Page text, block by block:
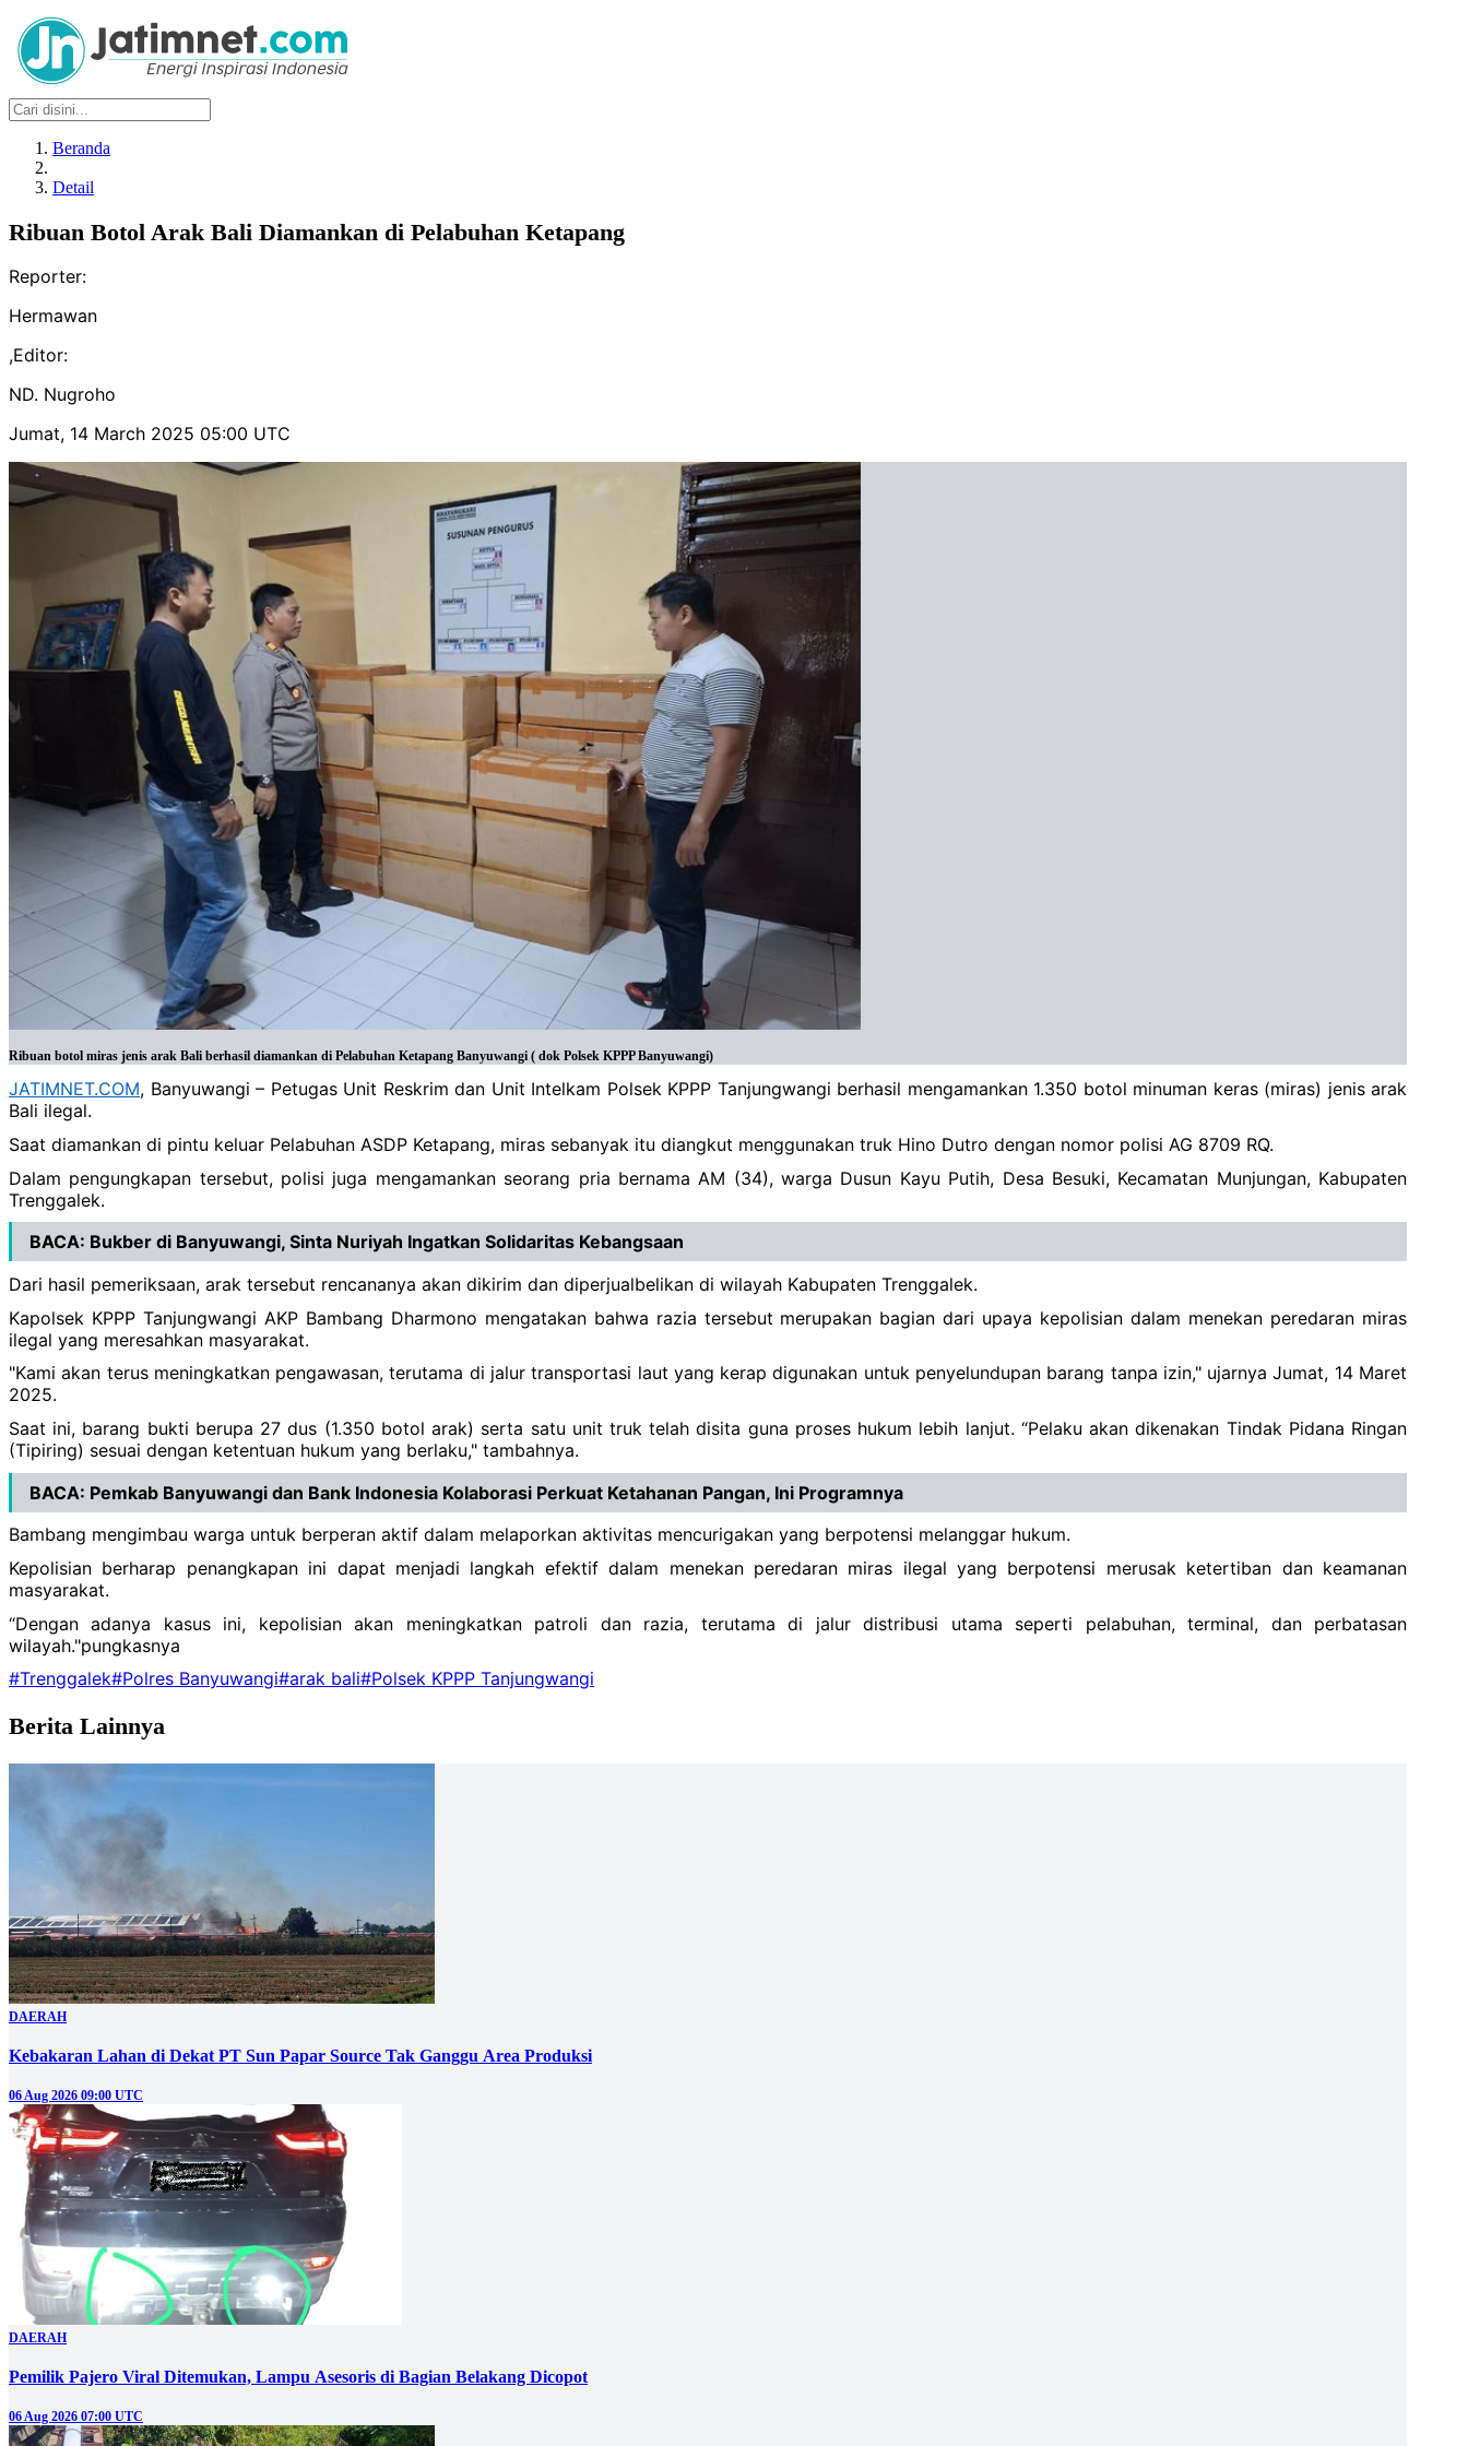
Beranda
Detail
Ribuan Botol Arak Bali Diamankan di Pelabuhan Ketapang
Reporter:
Hermawan
,Editor:
ND. Nugroho
Jumat, 14 March 2025 05:00 UTC
Ribuan botol miras jenis arak Bali berhasil diamankan di Pelabuhan Ketapang Banyuwangi ( dok Polsek KPPP Banyuwangi)
JATIMNET.COM, Banyuwangi – Petugas Unit Reskrim dan Unit Intelkam Polsek KPPP Tanjungwangi berhasil mengamankan 1.350 botol minuman keras (miras) jenis arak
Bali ilegal.
Saat diamankan di pintu keluar Pelabuhan ASDP Ketapang, miras sebanyak itu diangkut menggunakan truk Hino Dutro dengan nomor polisi AG 8709 RQ.
Dalam pengungkapan tersebut, polisi juga mengamankan seorang pria bernama AM (34), warga Dusun Kayu Putih, Desa Besuki, Kecamatan Munjungan, Kabupaten
Trenggalek.
BACA: Bukber di Banyuwangi, Sinta Nuriyah Ingatkan Solidaritas Kebangsaan
Dari hasil pemeriksaan, arak tersebut rencananya akan dikirim dan diperjualbelikan di wilayah Kabupaten Trenggalek.
Kapolsek KPPP Tanjungwangi AKP Bambang Dharmono mengatakan bahwa razia tersebut merupakan bagian dari upaya kepolisian dalam menekan peredaran miras
ilegal yang meresahkan masyarakat.
"Kami akan terus meningkatkan pengawasan, terutama di jalur transportasi laut yang kerap digunakan untuk penyelundupan barang tanpa izin," ujarnya Jumat, 14 Maret
2025.
Saat ini, barang bukti berupa 27 dus (1.350 botol arak) serta satu unit truk telah disita guna proses hukum lebih lanjut. “Pelaku akan dikenakan Tindak Pidana Ringan
(Tipiring) sesuai dengan ketentuan hukum yang berlaku," tambahnya.
BACA: Pemkab Banyuwangi dan Bank Indonesia Kolaborasi Perkuat Ketahanan Pangan, Ini Programnya
Bambang mengimbau warga untuk berperan aktif dalam melaporkan aktivitas mencurigakan yang berpotensi melanggar hukum.
Kepolisian berharap penangkapan ini dapat menjadi langkah efektif dalam menekan peredaran miras ilegal yang berpotensi merusak ketertiban dan keamanan
masyarakat.
“Dengan adanya kasus ini, kepolisian akan meningkatkan patroli dan razia, terutama di jalur distribusi utama seperti pelabuhan, terminal, dan perbatasan
wilayah."pungkasnya
#Trenggalek#Polres Banyuwangi#arak bali#Polsek KPPP Tanjungwangi
Berita Lainnya
DAERAH
Kebakaran Lahan di Dekat PT Sun Papar Source Tak Ganggu Area Produksi
06 Aug 2026 09:00 UTC
DAERAH
Pemilik Pajero Viral Ditemukan, Lampu Asesoris di Bagian Belakang Dicopot
06 Aug 2026 07:00 UTC